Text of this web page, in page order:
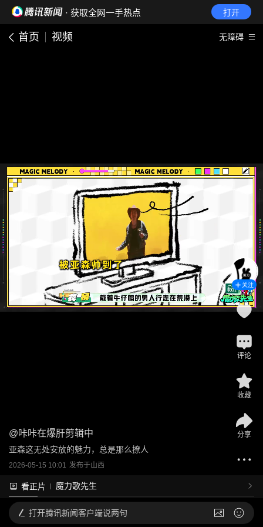
· 获取全网一手热点 打开
首页 视频 无障碍
@咔咔在爆肝剪辑中
亚森这无处安放的魅力，总是那么撩人
2026-05-15 10:01 发布于山西
看正片 魔力歌先生
关注
评论
收藏
分享
打开腾讯新闻客户端说两句